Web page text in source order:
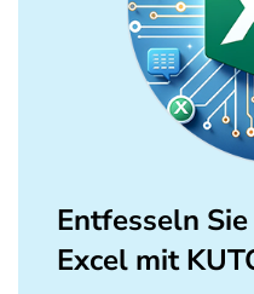
Entfesseln
Excel mit